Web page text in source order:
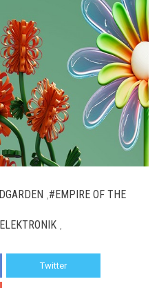
#EMPIRE OF THE
Twitter